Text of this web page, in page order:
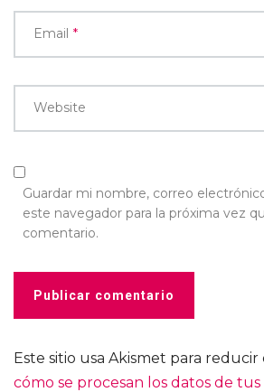
Email *
Website
Guardar mi nombre, correo
este navegador para la próxima vez
comentario.
Este sitio usa Akismet para reducir
cómo se procesan los datos de